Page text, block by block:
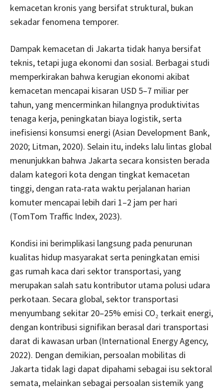
kemacetan kronis yang bersifat struktural, bukan
sekadar fenomena temporer.
Dampak kemacetan di Jakarta tidak hanya bersifat
teknis, tetapi juga ekonomi dan sosial. Berbagai studi
memperkirakan bahwa kerugian ekonomi akibat
kemacetan mencapai kisaran USD 5–7 miliar per
tahun, yang mencerminkan hilangnya produktivitas
tenaga kerja, peningkatan biaya logistik, serta
inefisiensi konsumsi energi (Asian Development Bank,
2020; Litman, 2020). Selain itu, indeks lalu lintas global
menunjukkan bahwa Jakarta secara konsisten berada
dalam kategori kota dengan tingkat kemacetan
tinggi, dengan rata-rata waktu perjalanan harian
komuter mencapai lebih dari 1–2 jam per hari
(TomTom Traffic Index, 2023).
Kondisi ini berimplikasi langsung pada penurunan
kualitas hidup masyarakat serta peningkatan emisi
gas rumah kaca dari sektor transportasi, yang
merupakan salah satu kontributor utama polusi udara
perkotaan. Secara global, sektor transportasi
menyumbang sekitar 20–25% emisi CO₂ terkait energi,
dengan kontribusi signifikan berasal dari transportasi
darat di kawasan urban (International Energy Agency,
2022). Dengan demikian, persoalan mobilitas di
Jakarta tidak lagi dapat dipahami sebagai isu sektoral
semata, melainkan sebagai persoalan sistemik yang